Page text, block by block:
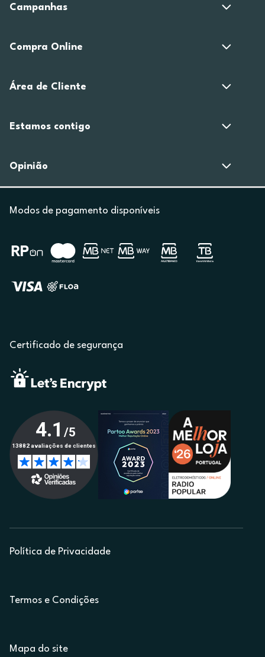
Campanhas
Compra Online
Área de Cliente
Estamos contigo
Opinião
Modos de pagamento disponíveis
Certificado de segurança
Política de Privacidade
Termos e Condições
Mapa do site